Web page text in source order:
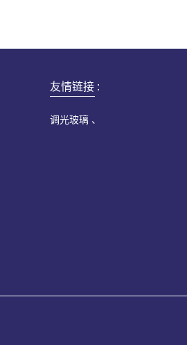
友情链接 :
调光玻璃